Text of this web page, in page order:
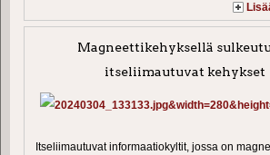
Magneettikehyksellä
itseliimautuvat kehykset
Itseliimautuvat informaatiokyltit, jossa on